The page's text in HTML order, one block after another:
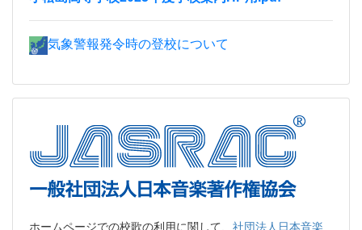
気象警報発令時の登校について
ホームページでの校歌の利用に関して、 社団法人日本音楽